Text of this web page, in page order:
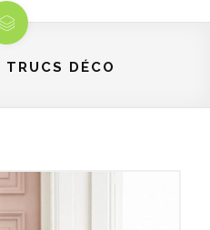
TRUCS DÉCO